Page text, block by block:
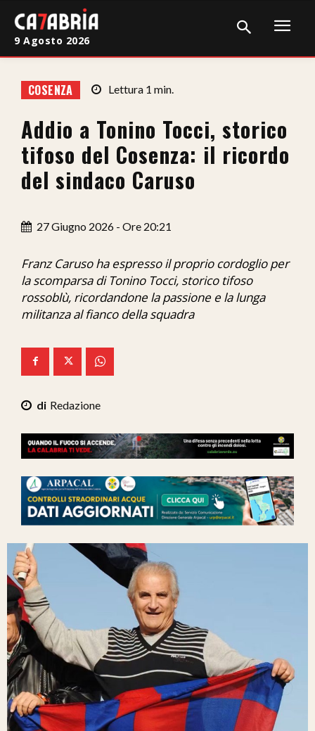
Cronaca
Giudiziaria
Politica
Attualità
Sanità
Economia
C7 Play
9 Agosto 2026
COSENZA Lettura 1 min.
Addio a Tonino Tocci, storico
tifoso del Cosenza: il ricordo
del sindaco Caruso
27 Giugno 2026 - Ore 20:21
Franz Caruso ha espresso il proprio cordoglio per
la scomparsa di Tonino Tocci, storico tifoso
rossoblù, ricordandone la passione e la lunga
militanza al fianco della squadra
Redazione